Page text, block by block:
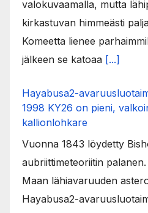
valokuvaamalla, mutta
kirkastuvan himmeästi
Komeetta lienee
jälkeen se katoaa [...]
Hayabusa2-
1998 KY26 on pieni,
kallionlohkare
Vuonna 1843 löydetty
aubriittimeteoriitin
Maan lähiavaruuden
Hayabusa2-